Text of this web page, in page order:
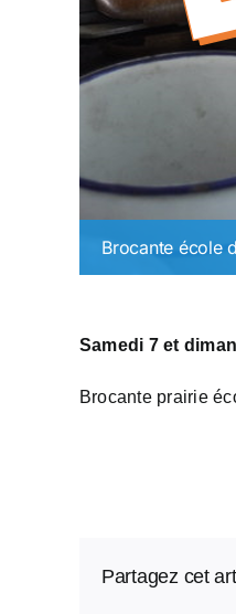
Brocante école
Samedi 7 et
Brocante prairie
Partagez cet